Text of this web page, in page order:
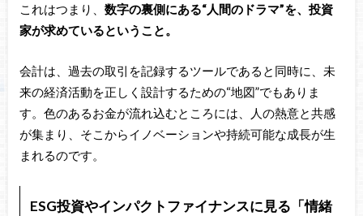
これはつまり、 数字の裏側にある“人間のドラマ”を、投資
家が求めているということ。
会計は、過去の取引を記録するツールであると同時に、未
来の経済活動を正しく設計するための“地図”でもありま
す。色のあるお金が流れ込むところには、人の熱意と共感
が集まり、そこからイノベーションや持続可能な成長が生
まれるのです。
ESG投資やインパクトファイナンスに見る「情緒